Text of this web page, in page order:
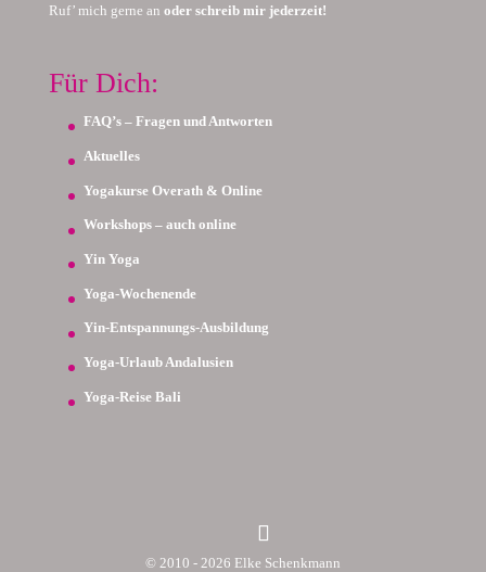
Ruf’ mich gerne an oder schreib mir jederzeit!
Für Dich:
FAQ’s – Fragen und Antworten
Aktuelles
Yogakurse Overath & Online
Workshops – auch online
Yin Yoga
Yoga-Wochenende
Yin-Entspannungs-Ausbildung
Yoga-Urlaub Andalusien
Yoga-Reise Bali
© 2010 - 2026 Elke Schenkmann